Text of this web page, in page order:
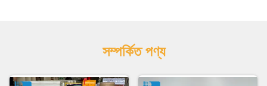
সম্পর্কিত পণ্য